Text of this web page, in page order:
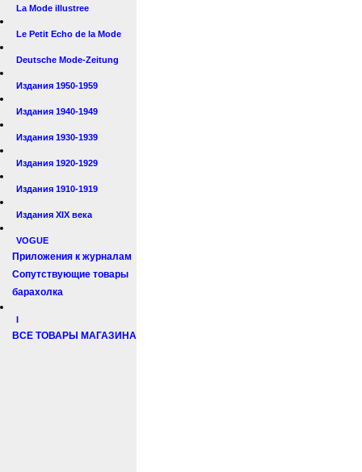
La Mode illustree
Le Petit Echo de la Mode
Deutsche Mode-Zeitung
Издания 1950-1959
Издания 1940-1949
Издания 1930-1939
Издания 1920-1929
Издания 1910-1919
Издания XIX века
VOGUE
Приложения к журналам
Сопутствующие товары
барахолка
I
ВСЕ ТОВАРЫ МАГАЗИНА